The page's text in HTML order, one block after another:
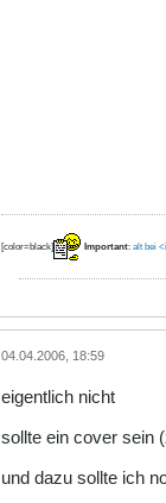
[color=black] Important: alt bei
04.04.2006, 18:59
eigentlich nicht
sollte ein cover sein
und dazu sollte ich